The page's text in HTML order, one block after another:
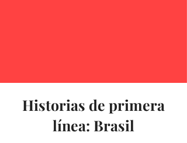
Historias de primera
línea: Brasil